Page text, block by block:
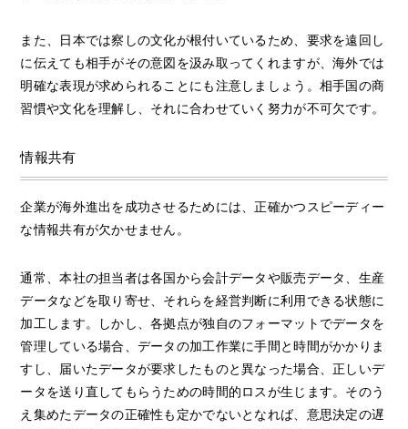
また、日本では察しの文化が根付いているため、要求を遠回し
に伝えても相手がその意図を汲み取ってくれますが、海外では
明確な表現が求められることにも注意しましょう。相手国の商
習慣や文化を理解し、それに合わせていく努力が不可欠です。
情報共有
企業が海外進出を成功させるためには、正確かつスピーディー
な情報共有が欠かせません。
通常、本社の担当者は各国から会計データや販売データ、生産
データなどを取り寄せ、それらを経営判断に利用できる状態に
加工します。しかし、各拠点が独自のフォーマットでデータを
管理している場合、データの加工作業に手間と時間がかかりま
すし、届いたデータが要求したものと異なった場合、正しいデ
ータを送り直してもらうための時間的ロスが生じます。そのう
え集めたデータの正確性も定かでないとなれば、意思決定の遅